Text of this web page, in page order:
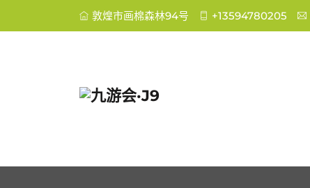
敦煌市画棉森林94号 +13594780205